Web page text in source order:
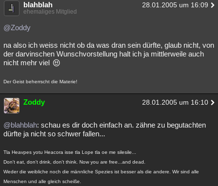
blahblah 28.01.2005 um 16:09
ehemaliges Mitglied
@Zoddy
na also ich weiss nicht ob da was dran sein dürfte, glaub nicht, von
der darvinschen Wunschvorstellung halt ich ja mittlerweile auch
nicht mehr viel
Der Geist beherrscht die Materie!
Zoddy 28.01.2005 um 16:10
@blahblah: schau es dir doch einfach an. zähne zu begutachten
dürfte ja nicht so schwer fallen...
Tla Heavpes yotu Heacora isse tla Lope tla oe me silesile...
Don't eat, don't drink, don't think. Now you are free...and dead.
Weder die weibliche noch die männliche Spezies ist besser als die andere. Wir sind alle
Menschen und alle gleich scheiße.